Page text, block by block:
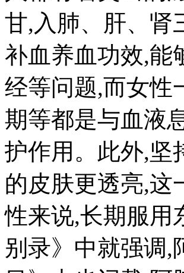
甘,入肺、肝、肾
补血养血功效,能
经等问题,而女性
期等都是与血液
护作用。此外,坚
的皮肤更透亮,这
性来说,长期服用
别录》中就强调,